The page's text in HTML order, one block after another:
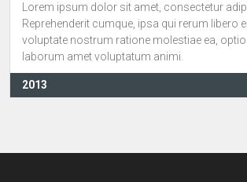
Lorem ipsum dolor sit amet, consectetur
Reprehenderit cumque, ipsa qui rerum libero
voluptate nostrum ratione molestiae ea,
laborum amet voluptatum animi.
2013